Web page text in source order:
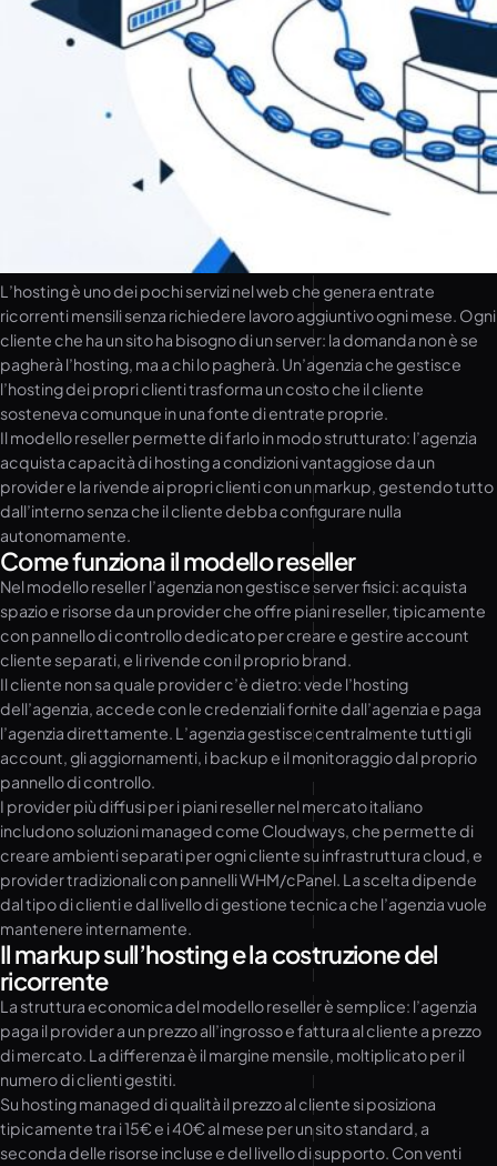
L’hosting è uno dei pochi servizi nel web che genera entrate
ricorrenti mensili senza richiedere lavoro aggiuntivo ogni mese. Ogni
cliente che ha un sito ha bisogno di un server: la domanda non è se
pagherà l’hosting, ma a chi lo pagherà. Un’agenzia che gestisce
l’hosting dei propri clienti trasforma un costo che il cliente
sosteneva comunque in una fonte di entrate proprie.
Il modello reseller permette di farlo in modo strutturato: l’agenzia
acquista capacità di hosting a condizioni vantaggiose da un
provider e la rivende ai propri clienti con un markup, gestendo tutto
dall’interno senza che il cliente debba configurare nulla
autonomamente.
Come funziona il modello reseller
Nel modello reseller l’agenzia non gestisce server fisici: acquista
spazio e risorse da un provider che offre piani reseller, tipicamente
con pannello di controllo dedicato per creare e gestire account
cliente separati, e li rivende con il proprio brand.
Il cliente non sa quale provider c’è dietro: vede l’hosting
dell’agenzia, accede con le credenziali fornite dall’agenzia e paga
l’agenzia direttamente. L’agenzia gestisce centralmente tutti gli
account, gli aggiornamenti, i backup e il monitoraggio dal proprio
pannello di controllo.
I provider più diffusi per i piani reseller nel mercato italiano
includono soluzioni managed come Cloudways, che permette di
creare ambienti separati per ogni cliente su infrastruttura cloud, e
provider tradizionali con pannelli WHM/cPanel. La scelta dipende
dal tipo di clienti e dal livello di gestione tecnica che l’agenzia vuole
mantenere internamente.
Il markup sull’hosting e la costruzione del
ricorrente
La struttura economica del modello reseller è semplice: l’agenzia
paga il provider a un prezzo all’ingrosso e fattura al cliente a prezzo
di mercato. La differenza è il margine mensile, moltiplicato per il
numero di clienti gestiti.
Su hosting managed di qualità il prezzo al cliente si posiziona
tipicamente tra i 15€ e i 40€ al mese per un sito standard, a
seconda delle risorse incluse e del livello di supporto. Con venti